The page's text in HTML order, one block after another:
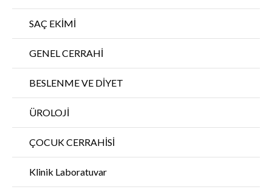
SAÇ EKİMİ
GENEL CERRAHİ
BESLENME VE DİYET
ÜROLOJİ
ÇOCUK CERRAHİSİ
Klinik Laboratuvar